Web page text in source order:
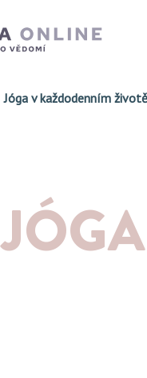
Jóga v každodenním životě